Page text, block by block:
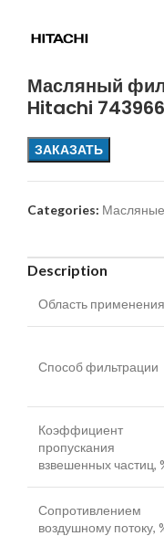
Масляный
Hitachi
ЗАКАЗАТЬ
Categories:
Description
Область применения
Способ фильтрации
Коэффициент
пропускания
взвешенных частиц,
Сопротивлением
воздушному потоку,